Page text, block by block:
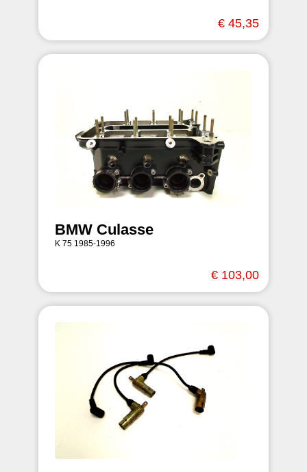
€ 45,35
BMW Culasse
K 75 1985-1996
€ 103,00